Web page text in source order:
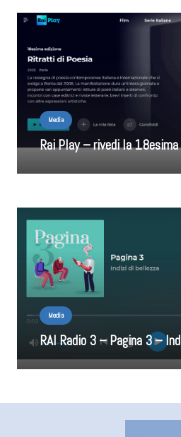
Media
Rai Play – rivedi la 18esima
Media
RAI Radio 3 – Pagina 3 –